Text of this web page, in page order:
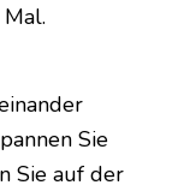
Sie
Sie auf der